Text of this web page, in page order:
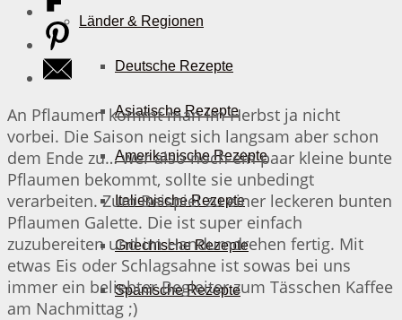
Länder & Regionen
Deutsche Rezepte
Asiatische Rezepte
Amerikanische Rezepte
Italienische Rezepte
Griechische Rezepte
Spanische Rezepte
An Pflaumen kommt man im Herbst ja nicht
vorbei. Die Saison neigt sich langsam aber schon
dem Ende zu… wer also noch ein paar kleine bunte
Pflaumen bekommt, sollte sie unbedingt
verarbeiten. Zum Beispiel zu einer leckeren bunten
Pflaumen Galette. Die ist super einfach
zuzubereiten und im Handumdrehen fertig. Mit
etwas Eis oder Schlagsahne ist sowas bei uns
immer ein beliebter Begleiter zum Tässchen Kaffee
am Nachmittag ;)